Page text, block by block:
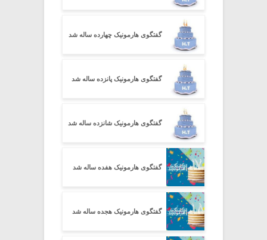
گفتگوی هارمونیک چهارده ساله شد
گفتگوی هارمونیک پانزده ساله شد
گفتگوی هارمونیک شانزده ساله شد
گفتگوی هارمونیک هفده ساله شد
گفتگوی هارمونیک هجده ساله شد